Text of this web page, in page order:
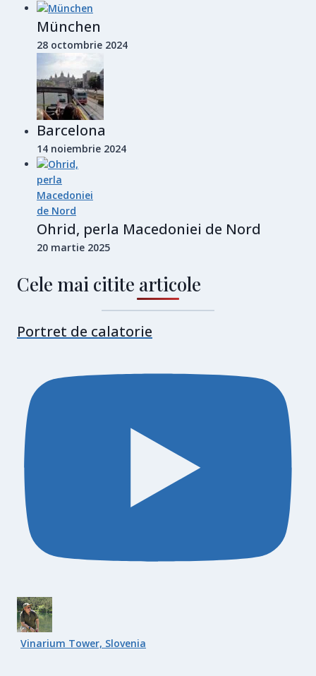
München
28 octombrie 2024
Barcelona
14 noiembrie 2024
Ohrid, perla Macedoniei de Nord
20 martie 2025
Cele mai citite articole
Portret de calatorie
Vinarium Tower, Slovenia